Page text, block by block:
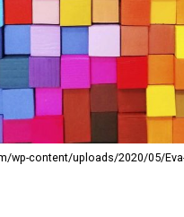
wp-content/uploads/2020/05/